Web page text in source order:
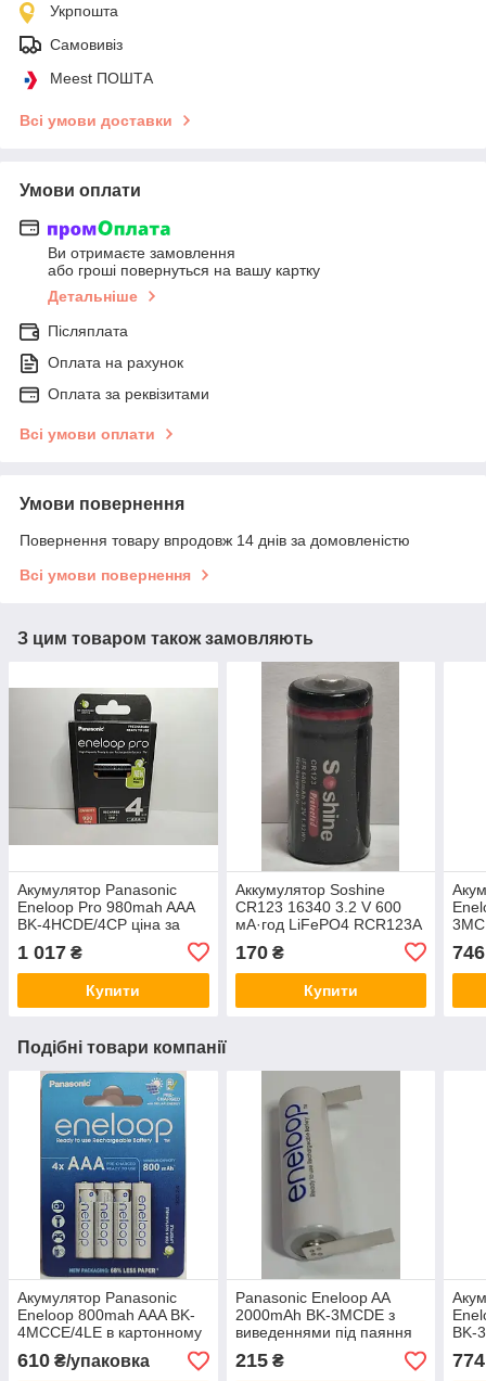
Укрпошта
Самовивіз
Meest ПОШТА
Всі умови доставки
Умови оплати
Ви отримаєте замовлення
або гроші повернуться на вашу картку
Детальніше
Післяплата
Оплата на рахунок
Оплата за реквізитами
Всі умови оплати
Умови повернення
Повернення товару впродовж 14 днів за домовленістю
Всі умови повернення
З цим товаром також замовляють
Акумулятор Panasonic
Eneloop Pro 980mah AAA
BK-4HCDE/4CP ціна за
1 017 ₴
Купити
Аккумулятор Soshine
CR123 16340 3.2 V 600
мА·год LiFePO4 RCR123A
170₴
Купити
746
Подібні товари компанії
Акумулятор Panasonic
Eneloop 800mah AAA BK-
4MCCE/4LE в картонному
блістері
610 ₴/упаковка
Panasonic Eneloop AA
2000mAh BK-3MCDE з
виведеннями під паяння
U-tags
215₴
BK-
774